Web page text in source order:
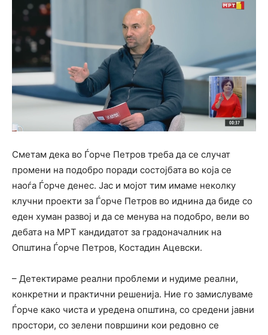
Сметам дека во Ѓорче Петров треба да се случат
промени на подобро поради состојбата во која се
наоѓа Ѓорче денес. Јас и мојот тим имаме неколку
клучни проекти за Ѓорче Петров во иднина да биде со
еден хуман развој и да се менува на подобро, вели во
дебата на МРТ кандидатот за градоначалник на
Општина Ѓорче Петров, Костадин Ацевски.
– Детектираме реални проблеми и нудиме реални,
конкретни и практични решенија. Ние го замислуваме
Ѓорче како чиста и уредена општина, со средени јавни
простори, со зелени површини кои редовно се